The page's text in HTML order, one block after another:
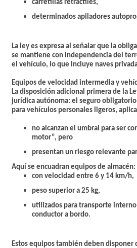
carretillas retráctiles,
determinados apiladores
La ley es expresa al señalar que la
se mantiene con independencia del
el vehículo, lo que incluye naves
Equipos de velocidad intermedia y
La disposición adicional primera de la
jurídica autónoma: el seguro
para vehículos personales ligeros,
no alcanzan el umbral para ser
motor”, pero
presentan un riesgo relevante
Aquí se encuadran equipos de almacén:
con velocidad entre 6 y 14 km/h,
peso superior a 25 kg,
utilizados para transporte interno
conductor a bordo.
Estos equipos también deben disponer